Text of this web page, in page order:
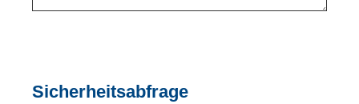
Sicherheitsabfrage